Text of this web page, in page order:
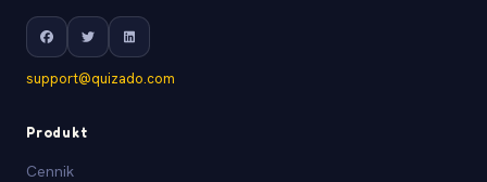
support@quizado.com
Produkt
Cennik